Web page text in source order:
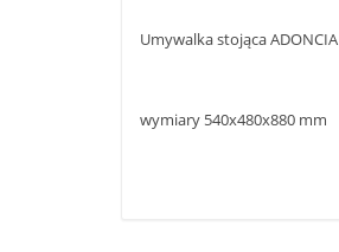
Umywalka stojąca ADONCIA
wymiary 540x480x880 mm